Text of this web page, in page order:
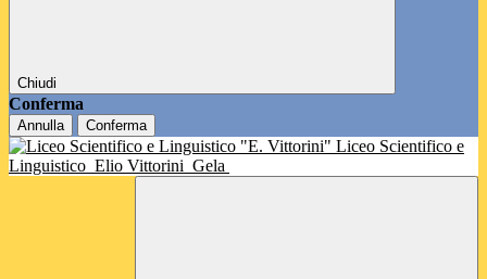
Chiudi
Conferma
Annulla Conferma
Liceo Scientifico e
Linguistico Elio Vittorini Gela